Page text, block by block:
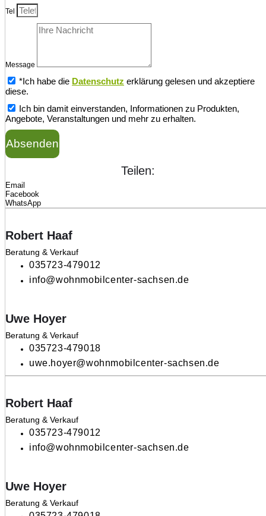
Tel
Message
*Ich habe die Datenschutz erklärung gelesen und akzeptiere
diese.
Ich bin damit einverstanden, Informationen zu Produkten,
Angebote, Veranstaltungen und mehr zu erhalten.
Absenden
Teilen:
Email
Facebook
WhatsApp
Robert Haaf
Beratung & Verkauf
035723-479012
info@wohnmobilcenter-sachsen.de
Uwe Hoyer
Beratung & Verkauf
035723-479018
uwe.hoyer@wohnmobilcenter-sachsen.de
Robert Haaf
Beratung & Verkauf
035723-479012
info@wohnmobilcenter-sachsen.de
Uwe Hoyer
Beratung & Verkauf